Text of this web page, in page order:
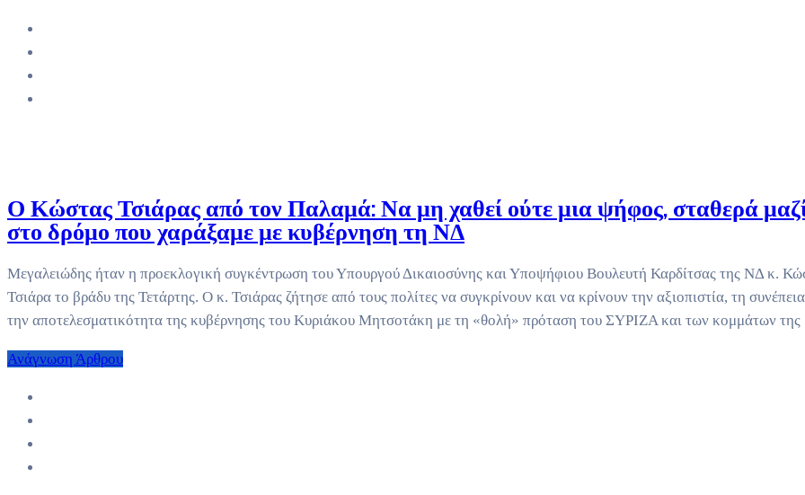
Ο Κώστας Τσιάρας από τον Παλαμά: Να μη χαθεί ούτε μια ψήφος, σταθερά
στο δρόμο που χαράξαμε με κυβέρνηση τη ΝΔ
Μεγαλειώδης ήταν η προεκλογική συγκέντρωση του Υπουργού Δικαιοσύνης και Υποψήφιου Βουλευτή Καρδίτσας της ΝΔ κ.
Τσιάρα το βράδυ της Τετάρτης. Ο κ. Τσιάρας ζήτησε από τους πολίτες να συγκρίνουν και να κρίνουν την αξιοπιστία, τη
την αποτελεσματικότητα της κυβέρνησης του Κυριάκου Μητσοτάκη με τη «θολή» πρόταση του ΣΥΡΙΖΑ και των κομμάτων
Ανάγνωση Άρθρου